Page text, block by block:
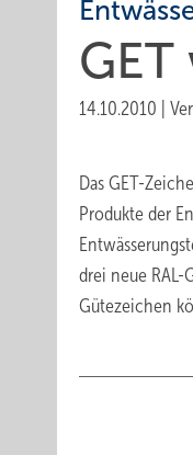
GET
14.10.2010
Das GET-
Produkte der
drei neue RAL-
Gütezeichen